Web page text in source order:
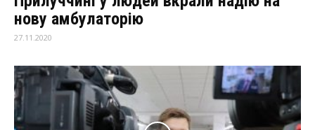
нову амбулаторію
27.11.2020